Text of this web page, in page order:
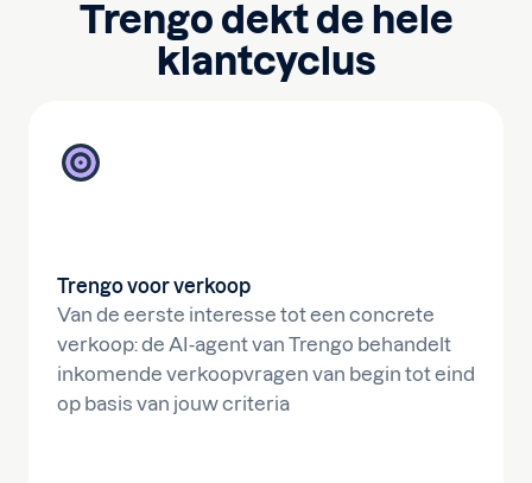
Trengo dekt de hele
klantcyclus
Trengo voor verkoop
Van de eerste interesse tot een concrete
verkoop: de AI-agent van Trengo behandelt
inkomende verkoopvragen van begin tot eind
op basis van jouw criteria